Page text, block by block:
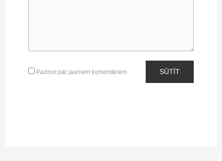
Paziņot par jauniem komentāriem SŪTĪT